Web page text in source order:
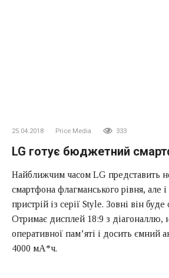
25.04.2018 Price Media 333
LG готує бюджетний
Найближчим часом LG представить
смартфона флагманського рівня, але
пристрій із серії Style. Зовні він
Отримає дисплей 18:9 з діагоналлю,
оперативної пам’яті і досить ємний
4000 мА*ч.